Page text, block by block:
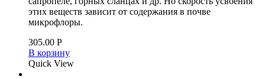
этих веществ зависит от содержания в почве
микрофлоры.
305.00 Р
В корзину
Quick View